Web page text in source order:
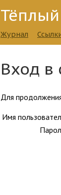
Журнал
Вход в
Для
Имя